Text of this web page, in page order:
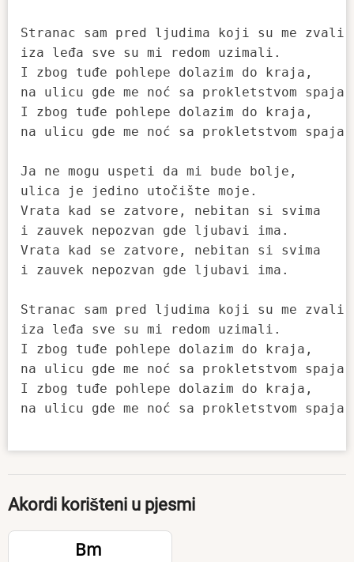
Stranac sam pred ljudima koji su me
iza leđa sve su mi redom uzimali.
I zbog tuđe pohlepe dolazim do kraja,
na ulicu gde me noć sa prokletstvom
I zbog tuđe pohlepe dolazim do kraja,
na ulicu gde me noć sa prokletstvom
Ja ne mogu uspeti da mi bude bolje,
ulica je jedino utočište moje.
Vrata kad se zatvore, nebitan si svima
i zauvek nepozvan gde ljubavi ima.
Vrata kad se zatvore, nebitan si svima
i zauvek nepozvan gde ljubavi ima.
Stranac sam pred ljudima koji su me
iza leđa sve su mi redom uzimali.
I zbog tuđe pohlepe dolazim do kraja,
na ulicu gde me noć sa prokletstvom
I zbog tuđe pohlepe dolazim do kraja,
na ulicu gde me noć sa prokletstvom
Akordi korišteni u pjesmi
Bm